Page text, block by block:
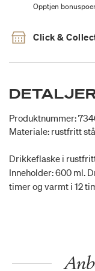
Opptjen
Click &
Produktnummer:
Materiale: rustfritt
Drikkeflaske i
Inneholder: 600 ml.
timer og varmt i 12